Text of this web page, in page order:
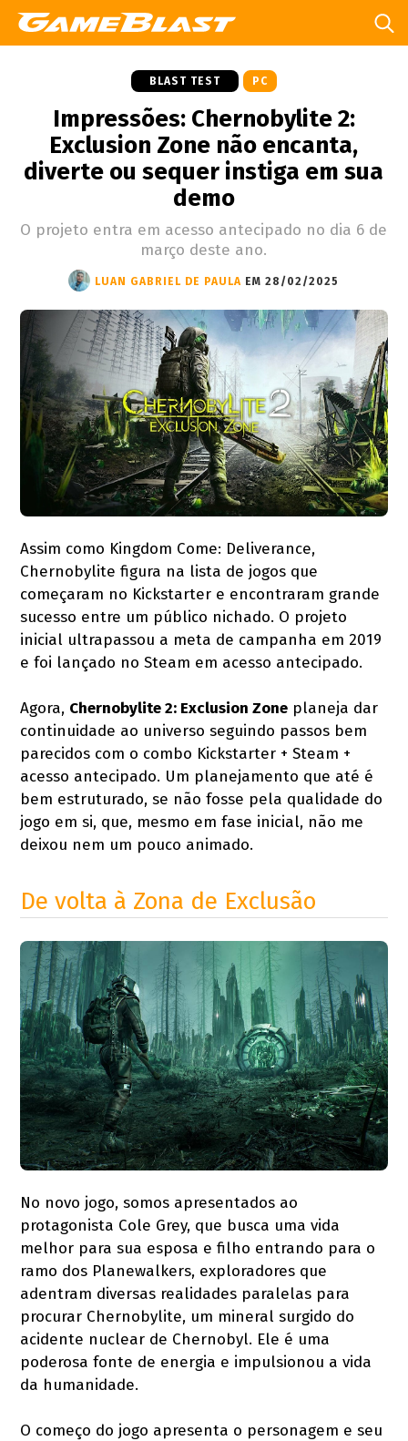
BLAST TEST PC
Impressões: Chernobylite 2:
Exclusion Zone não encanta,
diverte ou sequer instiga em sua
demo
O projeto entra em acesso antecipado no dia 6 de
março deste ano.
LUAN GABRIEL DE PAULA EM 28/02/2025
Assim como Kingdom Come: Deliverance,
Chernobylite figura na lista de jogos que
começaram no Kickstarter e encontraram grande
sucesso entre um público nichado. O projeto
inicial ultrapassou a meta de campanha em 2019
e foi lançado no Steam em acesso antecipado.
Agora, Chernobylite 2: Exclusion Zone planeja dar
continuidade ao universo seguindo passos bem
parecidos com o combo Kickstarter + Steam +
acesso antecipado. Um planejamento que até é
bem estruturado, se não fosse pela qualidade do
jogo em si, que, mesmo em fase inicial, não me
deixou nem um pouco animado.
De volta à Zona de Exclusão
No novo jogo, somos apresentados ao
protagonista Cole Grey, que busca uma vida
melhor para sua esposa e filho entrando para o
ramo dos Planewalkers, exploradores que
adentram diversas realidades paralelas para
procurar Chernobylite, um mineral surgido do
acidente nuclear de Chernobyl. Ele é uma
poderosa fonte de energia e impulsionou a vida
da humanidade.
O começo do jogo apresenta o personagem e seu